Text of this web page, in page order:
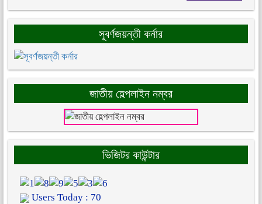
সূবর্ণজয়ন্তী কর্নার
জাতীয় হেল্পলাইন নম্বর
ভিজিটর কাউন্টার
Users Today : 70